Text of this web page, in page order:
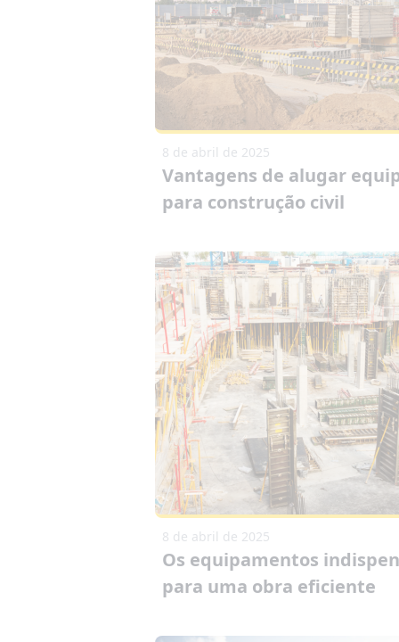
8 de abril de 2025
Vantagens de alugar
para construção civil
8 de abril de 2025
Os equipamentos
para uma obra eficiente